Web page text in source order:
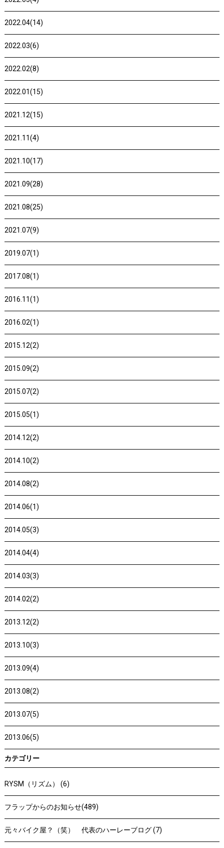
2022.04(14)
2022.03(6)
2022.02(8)
2022.01(15)
2021.12(15)
2021.11(4)
2021.10(17)
2021.09(28)
2021.08(25)
2021.07(9)
2019.07(1)
2017.08(1)
2016.11(1)
2016.02(1)
2015.12(2)
2015.09(2)
2015.07(2)
2015.05(1)
2014.12(2)
2014.10(2)
2014.08(2)
2014.06(1)
2014.05(3)
2014.04(4)
2014.03(3)
2014.02(2)
2013.12(2)
2013.10(3)
2013.09(4)
2013.08(2)
2013.07(5)
2013.06(5)
カテゴリー
RYSM（リズム） (6)
フラップからのお知らせ(489)
元々バイク屋？（笑） 代表のハーレーブログ (7)